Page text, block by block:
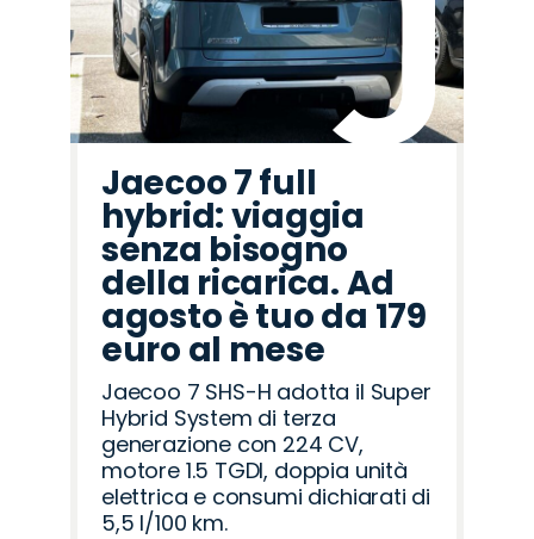
Jaecoo 7 full
hybrid: viaggia
senza bisogno
della ricarica. Ad
agosto è tuo da 179
euro al mese
Jaecoo 7 SHS-H adotta il Super
Hybrid System di terza
generazione con 224 CV,
motore 1.5 TGDI, doppia unità
elettrica e consumi dichiarati di
5,5 l/100 km.